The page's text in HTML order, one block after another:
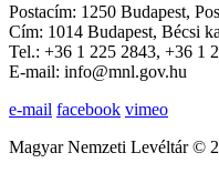
Postacím: 1250 Budapest,
Cím: 1014 Budapest, Bécsi
Tel.: +36 1 225 2843, +36 1
E-mail: info@mnl.gov.hu
e-mail facebook vimeo
Magyar Nemzeti Levéltár ©